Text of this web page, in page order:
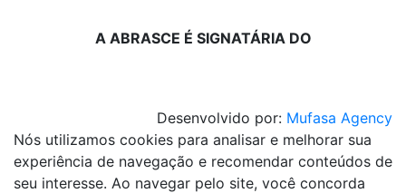
A ABRASCE É SIGNATÁRIA DO
Desenvolvido por: Mufasa Agency
Nós utilizamos cookies para analisar e melhorar sua
experiência de navegação e recomendar conteúdos de
seu interesse. Ao navegar pelo site, você concorda